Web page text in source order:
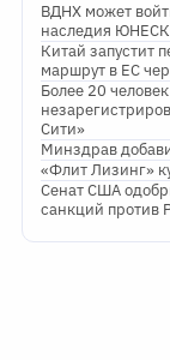
ВДНХ может
наследия
Китай запустит
маршрут в ЕС
Более 20
Сити»
Минздрав
«Флит Лизинг»
Сенат США
санкций против